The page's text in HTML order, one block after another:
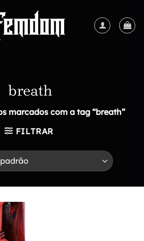
breath
marcados com a tag “breath”
FILTRAR